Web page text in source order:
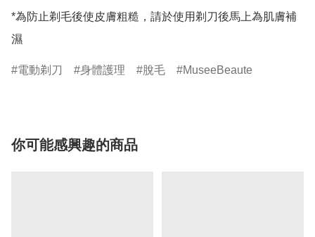
*為防止剃毛後使皮膚粗糙，請於使用剃刀後馬上為肌膚補
濕
電動剃刀 身體護理 脫毛 MuseeBeaute
你可能感興趣的商品